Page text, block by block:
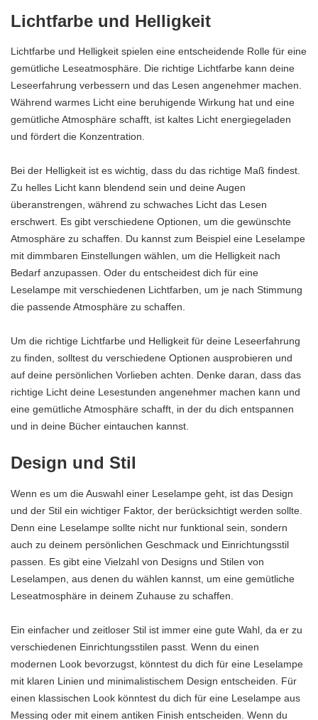
Lichtfarbe und Helligkeit
Lichtfarbe und Helligkeit spielen eine entscheidende Rolle für eine
gemütliche Leseatmosphäre. Die richtige Lichtfarbe kann deine
Leseerfahrung verbessern und das Lesen angenehmer machen.
Während warmes Licht eine beruhigende Wirkung hat und eine
gemütliche Atmosphäre schafft, ist kaltes Licht energiegeladen
und fördert die Konzentration.
Bei der Helligkeit ist es wichtig, dass du das richtige Maß findest.
Zu helles Licht kann blendend sein und deine Augen
überanstrengen, während zu schwaches Licht das Lesen
erschwert. Es gibt verschiedene Optionen, um die gewünschte
Atmosphäre zu schaffen. Du kannst zum Beispiel eine Leselampe
mit dimmbaren Einstellungen wählen, um die Helligkeit nach
Bedarf anzupassen. Oder du entscheidest dich für eine
Leselampe mit verschiedenen Lichtfarben, um je nach Stimmung
die passende Atmosphäre zu schaffen.
Um die richtige Lichtfarbe und Helligkeit für deine Leseerfahrung
zu finden, solltest du verschiedene Optionen ausprobieren und
auf deine persönlichen Vorlieben achten. Denke daran, dass das
richtige Licht deine Lesestunden angenehmer machen kann und
eine gemütliche Atmosphäre schafft, in der du dich entspannen
und in deine Bücher eintauchen kannst.
Design und Stil
Wenn es um die Auswahl einer Leselampe geht, ist das Design
und der Stil ein wichtiger Faktor, der berücksichtigt werden sollte.
Denn eine Leselampe sollte nicht nur funktional sein, sondern
auch zu deinem persönlichen Geschmack und Einrichtungsstil
passen. Es gibt eine Vielzahl von Designs und Stilen von
Leselampen, aus denen du wählen kannst, um eine gemütliche
Leseatmosphäre in deinem Zuhause zu schaffen.
Ein einfacher und zeitloser Stil ist immer eine gute Wahl, da er zu
verschiedenen Einrichtungsstilen passt. Wenn du einen
modernen Look bevorzugst, könntest du dich für eine Leselampe
mit klaren Linien und minimalistischem Design entscheiden. Für
einen klassischen Look könntest du dich für eine Leselampe aus
Messing oder mit einem antiken Finish entscheiden. Wenn du